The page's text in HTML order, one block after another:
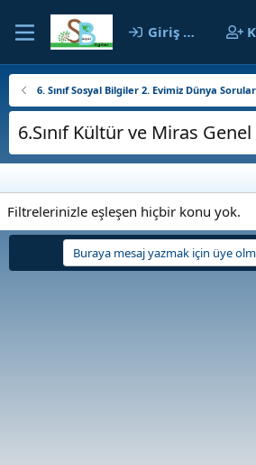
Giriş yap
6. Sınıf Sosyal Bilgiler 2. Evimiz Dünya
6.Sınıf Kültür ve Miras
Filtrelerinizle eşleşen hiçbir konu yok.
Buraya mesaj yazmak için üye